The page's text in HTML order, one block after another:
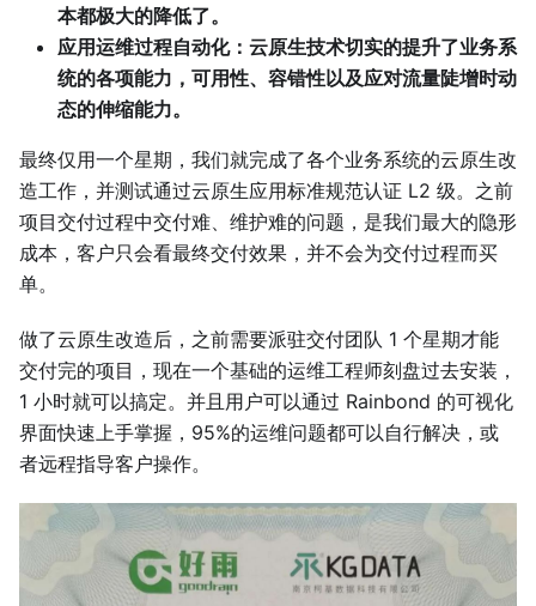
本都极大的降低了。
应用运维过程自动化：云原生技术切实的提升了业务系
统的各项能力，可用性、容错性以及应对流量陡增时动
态的伸缩能力。
最终仅用一个星期，我们就完成了各个业务系统的云原生改
造工作，并测试通过云原生应用标准规范认证 L2 级。之前
项目交付过程中交付难、维护难的问题，是我们最大的隐形
成本，客户只会看最终交付效果，并不会为交付过程而买
单。
做了云原生改造后，之前需要派驻交付团队 1 个星期才能
交付完的项目，现在一个基础的运维工程师刻盘过去安装，
1 小时就可以搞定。并且用户可以通过 Rainbond 的可视化
界面快速上手掌握，95%的运维问题都可以自行解决，或
者远程指导客户操作。